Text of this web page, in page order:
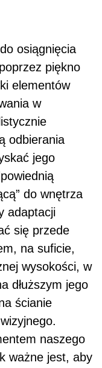
osiągnięcia
poprzez piękno
elementów
w
odbierania
jego
do wnętrza
adaptacji
się przede
na suficie,
wysokości, w
dłuższym jego
ścianie
naszego
ważne jest, aby